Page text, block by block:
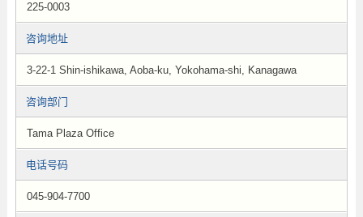
225-0003
咨询地址
3-22-1 Shin-ishikawa, Aoba-ku, Yokohama-shi, Kanagawa
咨询部门
Tama Plaza Office
电话号码
045-904-7700